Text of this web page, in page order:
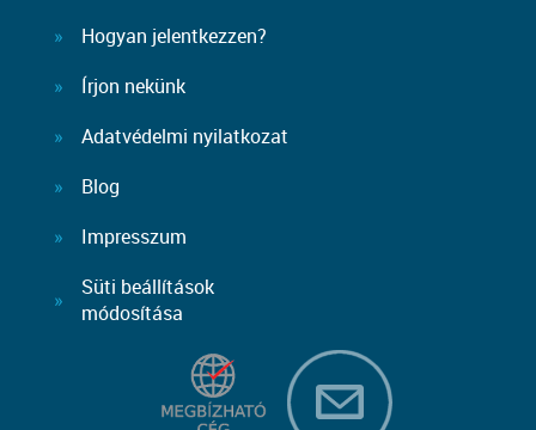
Hogyan jelentkezzen?
Írjon nekünk
Adatvédelmi nyilatkozat
Blog
Impresszum
Süti beállítások
módosítása